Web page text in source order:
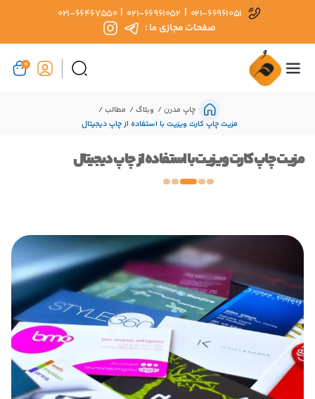
021-66961051
|
021-66961052
|
021-66467550
صفحات مجازی ما :
0
چاپ مدرن وبلاگ
مطالب
مزیت چاپ کارت ویزیت با استفاده از چاپ دیجیتال
مزیت چاپ کارت ویزیت با استفاده از چاپ دیجیتال